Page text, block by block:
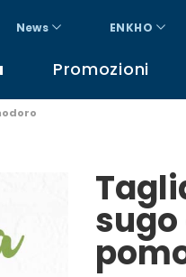
News ENKHO
Promozioni